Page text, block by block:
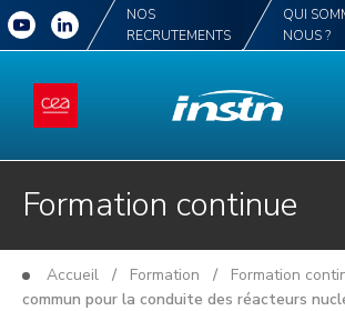
NOS
RECRUTEMENTS
QUI
NOUS ?
Formation continue
Accueil / Formation / Formation
commun pour la conduite des réacteurs